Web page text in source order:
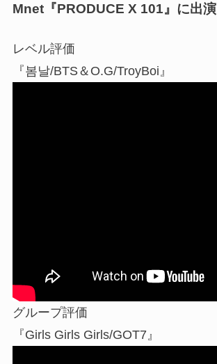
Mnet『PRODUCE X 101』に出演
レベル評価
『봄날/BTS＆O.G/TroyBoi』
グループ評価
『Girls Girls Girls/GOT7』